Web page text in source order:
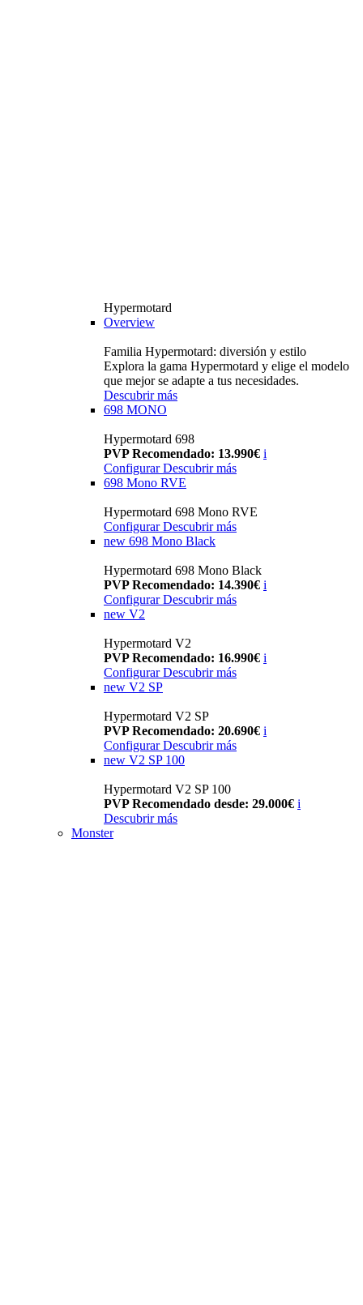
Hypermotard
Overview
Familia Hypermotard: diversión y estilo
Explora la gama Hypermotard y elige el modelo
que mejor se adapte a tus necesidades.
Descubrir más
698 MONO
Hypermotard 698
PVP Recomendado: 13.990€ i
ConfigurarDescubrir más
698 Mono RVE
Hypermotard 698 Mono RVE
Configurar Descubrir más
new 698 Mono Black
Hypermotard 698 Mono Black
PVP Recomendado: 14.390€ i
Configurar Descubrir más
new V2
Hypermotard V2
PVP Recomendado: 16.990€ i
Configurar Descubrir más
new V2 SP
Hypermotard V2 SP
PVP Recomendado: 20.690€ i
Configurar Descubrir más
new V2 SP 100
Hypermotard V2 SP 100
PVP Recomendado desde: 29.000€ i
Descubrir más
Monster